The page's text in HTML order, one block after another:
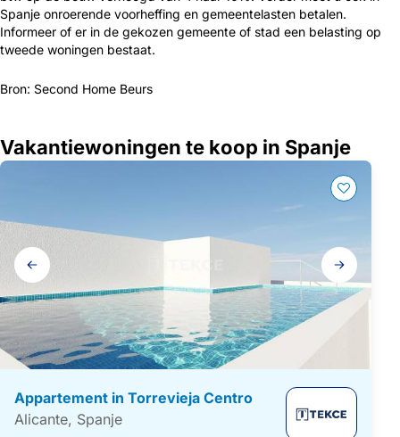
Spanje onroerende voorheffing en gemeentelasten betalen.
Informeer of er in de gekozen gemeente of stad een belasting op
tweede woningen bestaat.
Bron: Second Home Beurs
Vakantiewoningen te koop in Spanje
Galerij
navigatie
Appartement in Torrevieja Centro
Alicante, Spanje